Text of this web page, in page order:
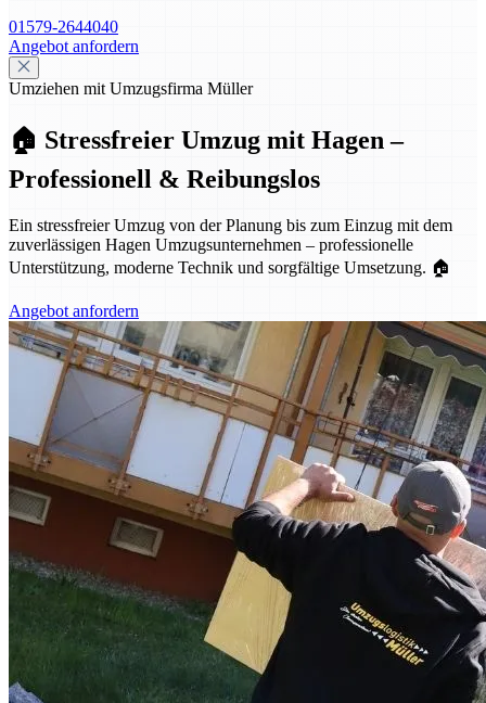
01579-2644040
Angebot anfordern
Umziehen mit Umzugsfirma Müller
🏠 Stressfreier Umzug mit Hagen –
Professionell & Reibungslos
Ein stressfreier Umzug von der Planung bis zum Einzug mit dem
zuverlässigen Hagen Umzugsunternehmen – professionelle
Unterstützung, moderne Technik und sorgfältige Umsetzung. 🏠
Angebot anfordern